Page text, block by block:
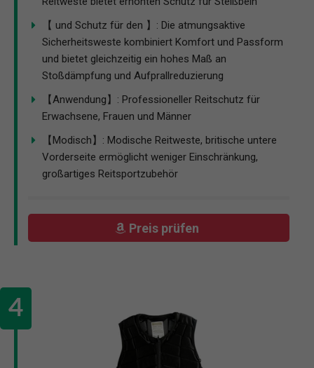
【 und Schutz für den 】: Die atmungsaktive
Sicherheitsweste kombiniert Komfort und Passform
und bietet gleichzeitig ein hohes Maß an
Stoßdämpfung und Aufprallreduzierung
【Anwendung】: Professioneller Reitschutz für
Erwachsene, Frauen und Männer
【Modisch】: Modische Reitweste, britische untere
Vorderseite ermöglicht weniger Einschränkung,
großartiges Reitsportzubehör
Preis prüfen